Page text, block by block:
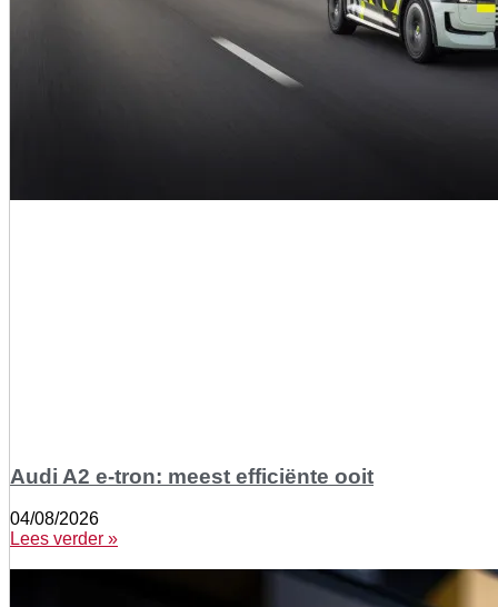
Audi A2 e-tron: meest efficiënte ooit
04/08/2026
Lees verder »